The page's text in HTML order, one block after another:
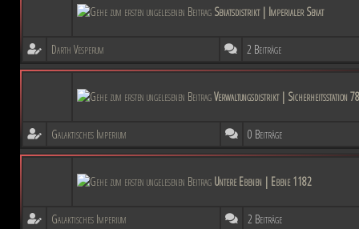
Senatsdistrikt | Imperialer Senat
Darth Vesperum 2 Beiträge
Verwaltungsdistrikt | Sicherheitsstation
Galaktisches Imperium 0 Beiträge
Untere Ebenen | Ebene 1182
Galaktisches Imperium 2 Beiträge